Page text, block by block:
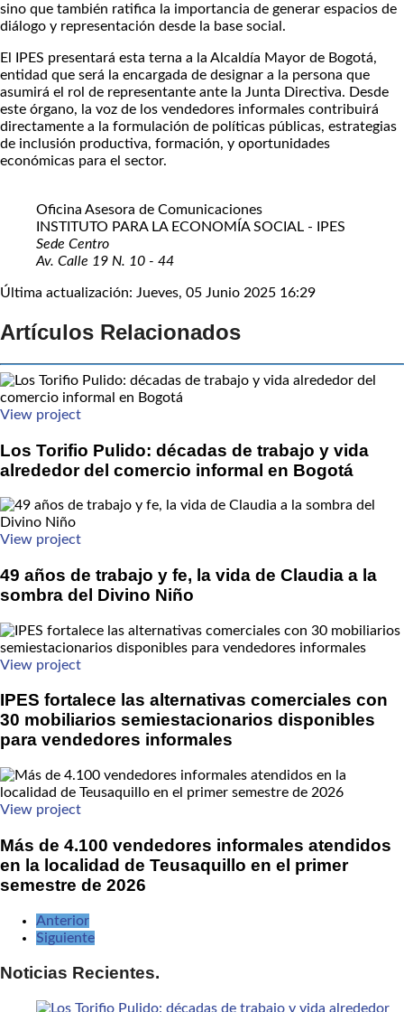
sino que también ratifica la importancia de generar espacios de
diálogo y representación desde la base social.
El IPES presentará esta terna a la Alcaldía Mayor de Bogotá,
entidad que será la encargada de designar a la persona que
asumirá el rol de representante ante la Junta Directiva. Desde
este órgano, la voz de los vendedores informales contribuirá
directamente a la formulación de políticas públicas, estrategias
de inclusión productiva, formación, y oportunidades
económicas para el sector.
Oficina Asesora de Comunicaciones
INSTITUTO PARA LA ECONOMÍA SOCIAL - IPES
Sede Centro
Av. Calle 19 N. 10 - 44
Última actualización: Jueves, 05 Junio 2025 16:29
Artículos Relacionados
View project
Los Torifio Pulido: décadas de trabajo y vida
alrededor del comercio informal en Bogotá
View project
49 años de trabajo y fe, la vida de Claudia a la
sombra del Divino Niño
View project
IPES fortalece las alternativas comerciales con
30 mobiliarios semiestacionarios disponibles
para vendedores informales
View project
Más de 4.100 vendedores informales atendidos
en la localidad de Teusaquillo en el primer
semestre de 2026
Anterior
Siguiente
Noticias Recientes.